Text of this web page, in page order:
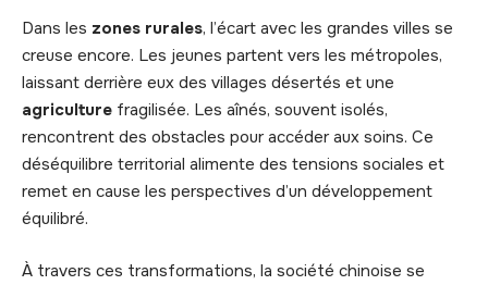
Dans les zones rurales, l’écart avec les grandes villes se
creuse encore. Les jeunes partent vers les métropoles,
laissant derrière eux des villages désertés et une
agriculture fragilisée. Les aînés, souvent isolés,
rencontrent des obstacles pour accéder aux soins. Ce
déséquilibre territorial alimente des tensions sociales et
remet en cause les perspectives d’un développement
équilibré.
À travers ces transformations, la société chinoise se